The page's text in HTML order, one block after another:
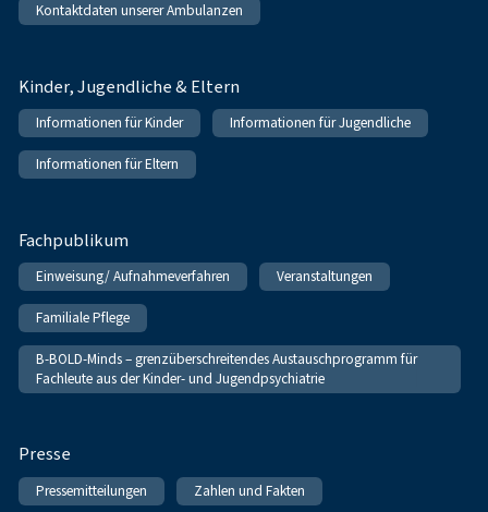
Kontaktdaten unserer Ambulanzen
Kinder, Jugendliche & Eltern
Informationen für Kinder Informationen für Jugendliche
Informationen für Eltern
Fachpublikum
Einweisung/ Aufnahmeverfahren Veranstaltungen
Familiale Pflege
B-BOLD-Minds – grenzüberschreitendes Austauschprogramm für
Fachleute aus der Kinder- und Jugendpsychiatrie
Presse
Pressemitteilungen Zahlen und Fakten